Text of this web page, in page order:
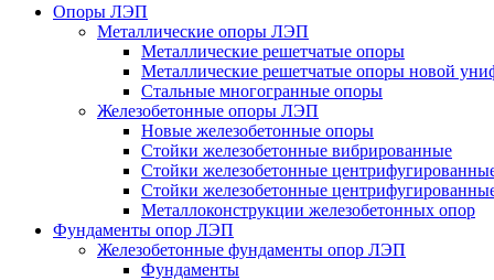
Опоры ЛЭП
Металлические опоры ЛЭП
Металлические решетчатые опоры
Металлические решетчатые опоры новой
Стальные многогранные опоры
Железобетонные опоры ЛЭП
Новые железобетонные опоры
Стойки железобетонные вибрированные
Стойки железобетонные
Стойки железобетонные
Металлоконструкции железобетонных опор
Фундаменты опор ЛЭП
Железобетонные фундаменты опор ЛЭП
Фундаменты